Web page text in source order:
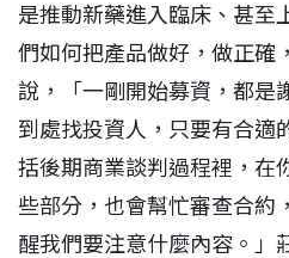
是推動新藥進入臨床、甚至
們如何把產品做好，做正確
說，「一剛開始募資，都是
到處找投資人，只要有合適
括後期商業談判過程裡，在
些部分，也會幫忙審查合約
醒我們要注意什麼內容。」